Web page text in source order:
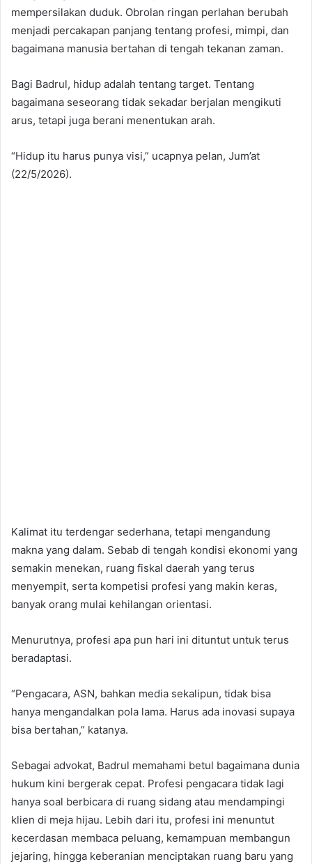
mempersilakan duduk. Obrolan ringan perlahan berubah
menjadi percakapan panjang tentang profesi, mimpi, dan
bagaimana manusia bertahan di tengah tekanan zaman.
Bagi Badrul, hidup adalah tentang target. Tentang
bagaimana seseorang tidak sekadar berjalan mengikuti
arus, tetapi juga berani menentukan arah.
“Hidup itu harus punya visi,” ucapnya pelan, Jum’at
(22/5/2026).
Kalimat itu terdengar sederhana, tetapi mengandung
makna yang dalam. Sebab di tengah kondisi ekonomi yang
semakin menekan, ruang fiskal daerah yang terus
menyempit, serta kompetisi profesi yang makin keras,
banyak orang mulai kehilangan orientasi.
Menurutnya, profesi apa pun hari ini dituntut untuk terus
beradaptasi.
“Pengacara, ASN, bahkan media sekalipun, tidak bisa
hanya mengandalkan pola lama. Harus ada inovasi supaya
bisa bertahan,” katanya.
Sebagai advokat, Badrul memahami betul bagaimana dunia
hukum kini bergerak cepat. Profesi pengacara tidak lagi
hanya soal berbicara di ruang sidang atau mendampingi
klien di meja hijau. Lebih dari itu, profesi ini menuntut
kecerdasan membaca peluang, kemampuan membangun
jejaring, hingga keberanian menciptakan ruang baru yang